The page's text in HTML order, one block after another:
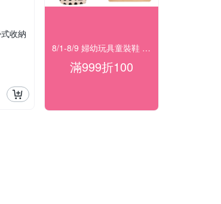
收納
8/1-8/9 婦幼玩具童裝鞋 指定品滿999折100
滿999折100